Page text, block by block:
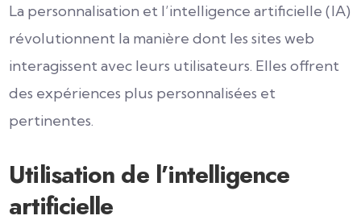
La personnalisation et l’intelligence artificielle (IA)
révolutionnent la manière dont les sites web
interagissent avec leurs utilisateurs. Elles offrent
des expériences plus personnalisées et
pertinentes.
Utilisation de l’intelligence
artificielle